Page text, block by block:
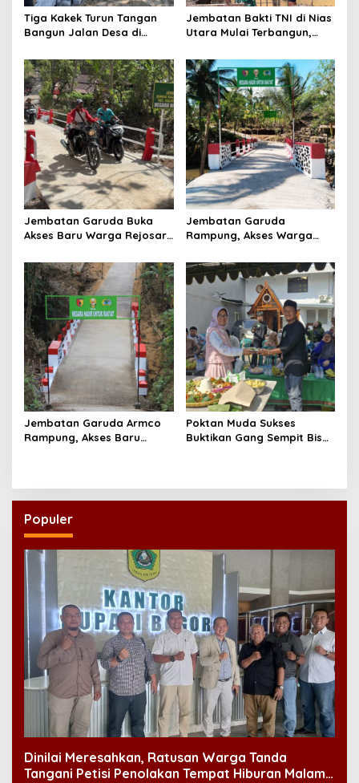
n
Tiga Kakek Turun Tangan
Bangun Jalan Desa di
Jembatan Bakti TNI di Nias
Utara Mulai Terbangun,
Pulih
Jembatan Garuda Buka
Akses Baru Warga Rejosari,
Hasil Panen Kian Lancar
Jembatan Garuda
Rampung, Akses Warga
Pertanian Kian Lancar
Jembatan Garuda Armco
Rampung, Akses Baru
Poktan Muda Sukses
Buktikan Gang Sempit Bisa
Populer
Dinilai Meresahkan, Ratusan Warga Tanda
Tangani Petisi Penolakan Tempat Hiburan Malam